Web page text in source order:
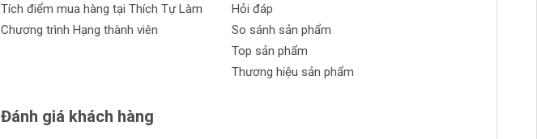
Tích điểm mua hàng tại Thích Tự Làm
Chương trình Hạng thành viên
Hỏi đáp
So sánh sản phẩm
Top sản phẩm
Thương hiệu sản phẩm
Đánh giá khách hàng